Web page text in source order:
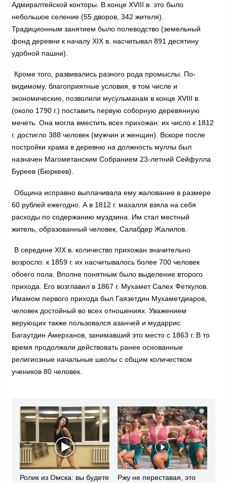
Адмиралтейской конторы. В конце XVIII в. это было
небольшое селение (55 дворов, 342 жителя).
Традиционным занятием было полеводство (земельный
фонд деревни к началу XIX в. насчитывал 891 десятину
удобной пашни).
Кроме того, развивались разного рода промыслы. По-
видимому, благоприятные условия, в том числе и
экономические, позволили мусульманам в конце XVIII в.
(около 1790 г.) поставить первую соборную деревянную
мечеть. Она могла вместить всех прихожан: их число к 1812
г. достигло 388 человек (мужчин и женщин). Вскоре после
постройки храма в деревню на должность муллы был
назначен Магометанским Собранием 23-летний Сейфулла
Буреев (Бюркеев).
Община исправно выплачивала ему жалование в размере
60 рублей ежегодно. А в 1812 г. махалля взяла на себя
расходы по содержанию муэдзина. Им стал местный
житель, образованный человек, Салабдер Жалилов.
В середине XIX в. количество прихожан значительно
возросло: к 1859 г. их насчитывалось более 700 человек
обоего пола. Вполне понятным было выделение второго
прихода. Его возглавил в 1867 г. Мухамет Салех Феткулов.
Имамом первого прихода был Гаязетдин Мухаметдиаров,
человек достойный во всех отношениях. Уважением
верующих также пользовался азанчей и мударрис
Багаутдин Амерханов, занимавший это место с 1863 г. В то
время продолжали действовать ранее основанные
религиозные начальные школы с общим количеством
учеников 80 человек.
i
Ролик из Омска: вы будете
i
Ржу не переставая, это